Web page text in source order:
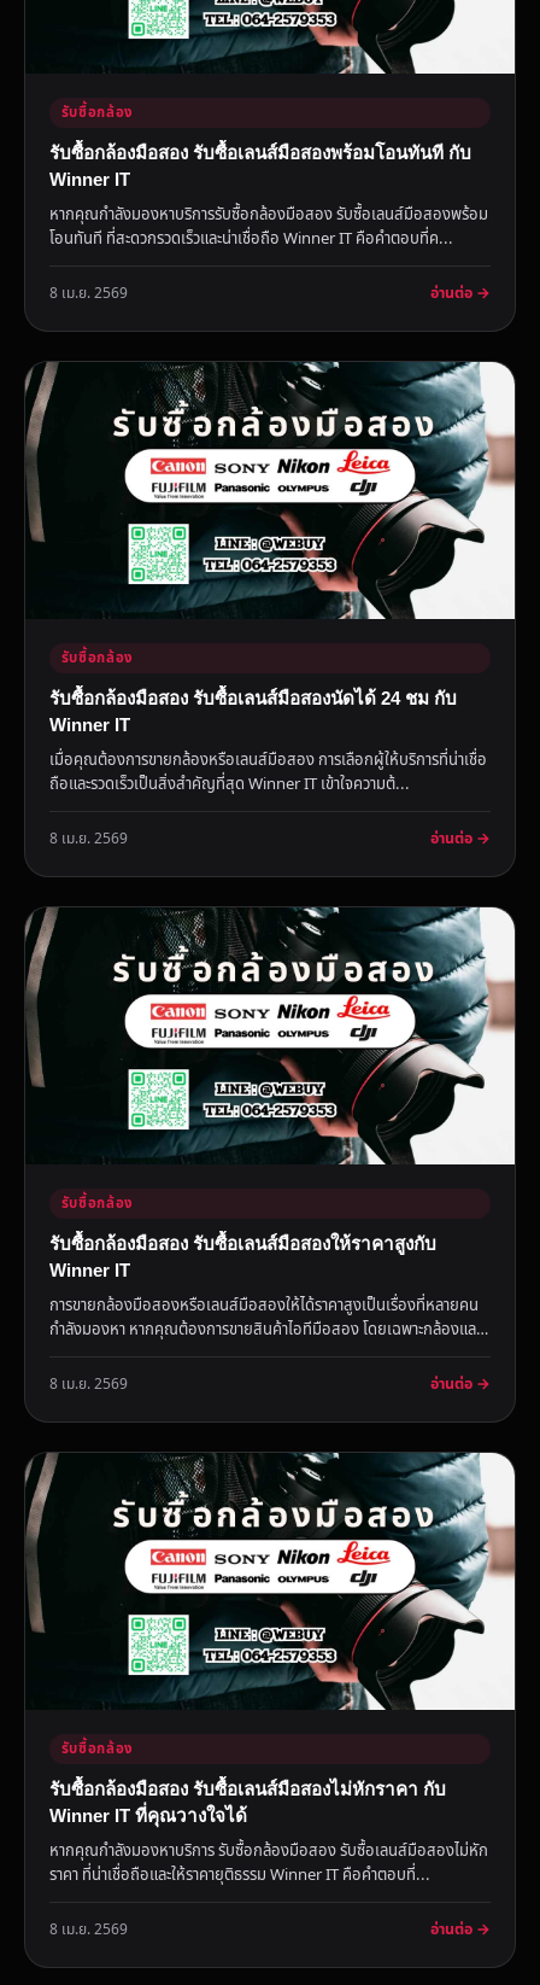
รับซื้อกล้อง
รับซื้อกล้องมือสอง รับซื้อเลนส์มือสองพร้อมโอนทันที กับ
Winner IT
หากคุณกำลังมองหาบริการรับซื้อกล้องมือสอง รับซื้อเลนส์มือสองพร้อม
โอนทันที ที่สะดวกรวดเร็วและน่าเชื่อถือ Winner IT คือคำตอบที่ค...
8 เม.ย. 2569 อ่านต่อ →
รับซื้อกล้อง
รับซื้อกล้องมือสอง รับซื้อเลนส์มือสองนัดได้ 24 ชม กับ
Winner IT
เมื่อคุณต้องการขายกล้องหรือเลนส์มือสอง การเลือกผู้ให้บริการที่น่าเชื่อ
ถือและรวดเร็วเป็นสิ่งสำคัญที่สุด Winner IT เข้าใจความต้...
8 เม.ย. 2569 อ่านต่อ →
รับซื้อกล้อง
รับซื้อกล้องมือสอง รับซื้อเลนส์มือสองให้ราคาสูงกับ
Winner IT
การขายกล้องมือสองหรือเลนส์มือสองให้ได้ราคาสูงเป็นเรื่องที่หลายคน
กำลังมองหา หากคุณต้องการขายสินค้าไอทีมือสอง โดยเฉพาะกล้องและ
เ...
8 เม.ย. 2569 อ่านต่อ →
รับซื้อกล้อง
รับซื้อกล้องมือสอง รับซื้อเลนส์มือสองไม่หักราคา กับ
Winner IT ที่คุณวางใจได้
หากคุณกำลังมองหาบริการ รับซื้อกล้องมือสอง รับซื้อเลนส์มือสองไม่หัก
ราคา ที่น่าเชื่อถือและให้ราคายุติธรรม Winner IT คือคำตอบที่...
8 เม.ย. 2569 อ่านต่อ →